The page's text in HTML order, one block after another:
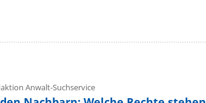
Anwalt-Suchservice